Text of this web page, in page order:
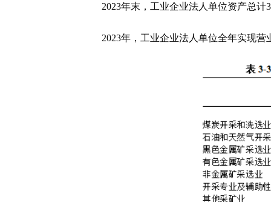
2023年末，工业企业法人单位资产总计
2023年，工业企业法人单位全年实现营